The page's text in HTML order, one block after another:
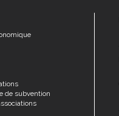
de subvention